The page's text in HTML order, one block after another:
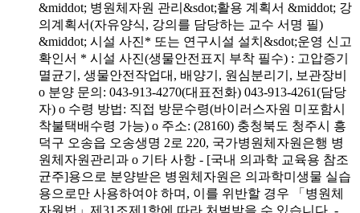
&middot; 병원체자원 관리&sdot;활용 계획서 &middot; 강
의계획서(자유양식, 강의를 담당하는 교수 서명 필)
&middot; 시설 사진* 또는 연구시설 설치&sdot;운영 신고
확인서 * 시설 사진(생물안전표지 부착 필수) : 고압증기
멸균기, 생물안전작업대, 배양기, 원심분리기, 보관장비
o 분양 문의: 043-913-4270(대표전화) 043-913-4261(담당
자) o 수령 방법: 직접 방문수령(바이러스자원 미포함시
착불택배수령 가능) o 주소: (28160) 충청북도 청주시 흥
덕구 오송읍 오송생명 2로 220, 국가병원체자원은행 병
원체자원관리과 o 기타 사항 - [국내 의과학 교육용 참조
균주]용으로 분양받은 병원체자원은 의과학미생물 실습
용으로만 사용하여야 하며, 이를 위반할 경우 「병원체
자원법」제31조제1항에 따라 처벌받을 수 있습니다. -